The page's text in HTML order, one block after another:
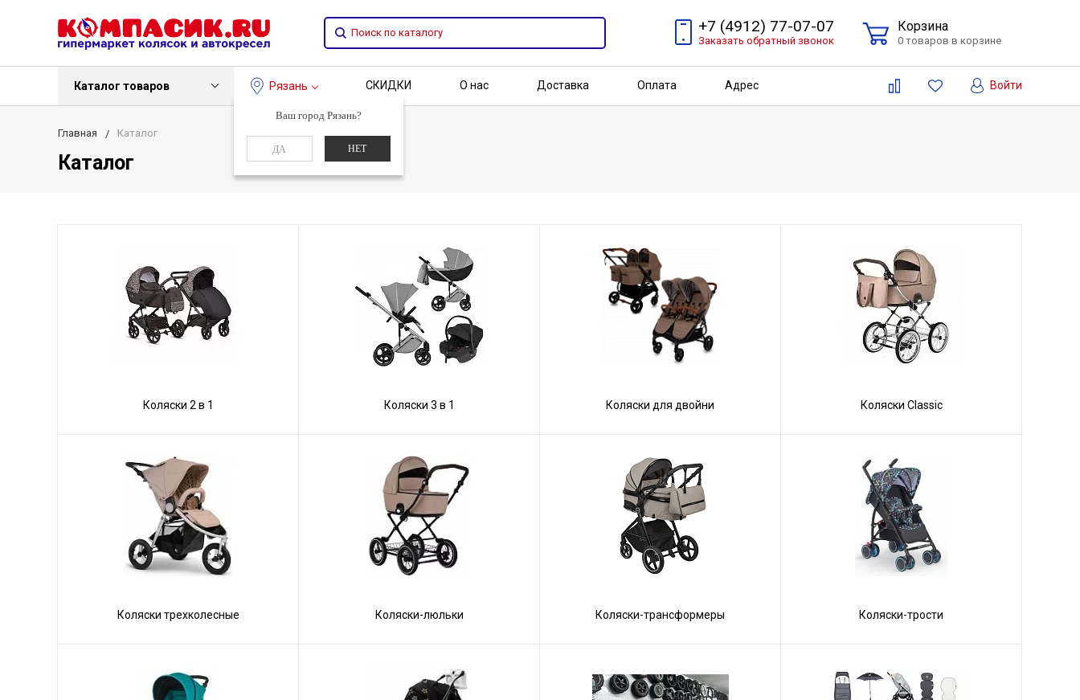
+7 (4912) 77-07-07
Заказать обратный звонок
Корзина
0 товаров в корзине
Каталог товаров Рязань
Ваш город Рязань?
ДА НЕТ
СКИДКИ О нас Доставка Оплата Адрес Войти
Главная Каталог
Каталог
Коляски 2 в 1 Коляски 3 в 1 Коляски для двойни Коляски Сlassic
Коляски трехколесные Коляски-люльки Коляски-трансформеры Коляски-трости